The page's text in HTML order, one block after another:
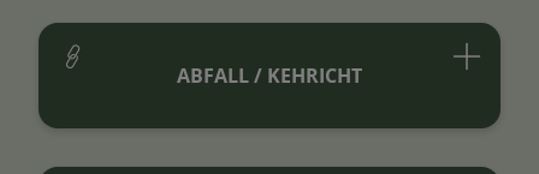
ABFALL / KEHRICHT